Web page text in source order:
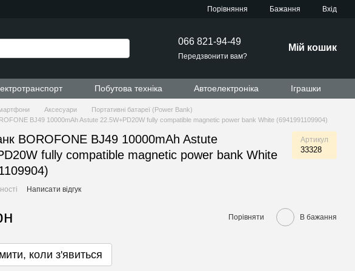
Порівняння Бажання Вхід
066 821-94-49
Передзвонити вам?
Мій кошик
Побутова техніка Автоелектроніка Іграшки
Аксесуари
Портативні батареї (Power Bank)
BJ49 10000mAh Astute 22.5W+PD20W fully compatible magnetic power bank White (6941991109904)
BOROFONE BJ49 10000mAh Astute
fully compatible magnetic power bank White
Артикул
33328
Написати відгук
Порівняти В бажання
коли з'явиться